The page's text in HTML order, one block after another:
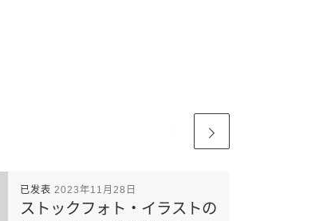
已发表 2023年11月28日
ストックフォト・イラストの